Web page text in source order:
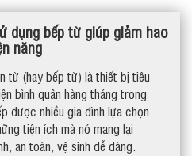
dụng bếp từ giúp giảm hao
năng
từ (hay bếp từ) là thiết bị tiêu
bình quân hàng tháng trong
được nhiều gia đình lựa chọn
tiện ích mà nó mang lại
an toàn, vệ sinh dễ dàng.